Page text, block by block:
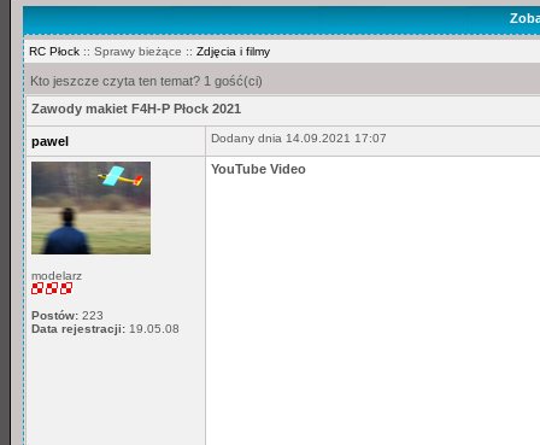
RC Płock :: Sprawy bieżące :: Zdjęcia i filmy
Kto jeszcze czyta ten temat? 1 gość(ci)
Zawody makiet F4H-P Płock 2021
pawel Dodany dnia 14.09.2021 17:07
modelarz
Postów: 223
Data rejestracji: 19.05.08
YouTube Video